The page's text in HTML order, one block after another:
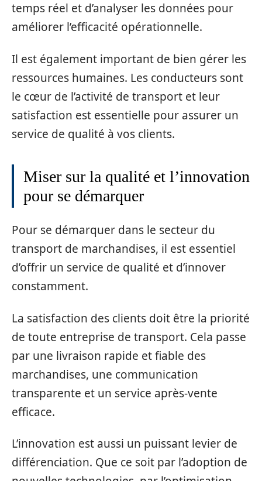
temps réel et d’analyser les données pour
améliorer l’efficacité opérationnelle.
Il est également important de bien gérer les
ressources humaines. Les conducteurs sont
le cœur de l’activité de transport et leur
satisfaction est essentielle pour assurer un
service de qualité à vos clients.
Miser sur la qualité et l’innovation
pour se démarquer
Pour se démarquer dans le secteur du
transport de marchandises, il est essentiel
d’offrir un service de qualité et d’innover
constamment.
La satisfaction des clients doit être la priorité
de toute entreprise de transport. Cela passe
par une livraison rapide et fiable des
marchandises, une communication
transparente et un service après-vente
efficace.
L’innovation est aussi un puissant levier de
différenciation. Que ce soit par l’adoption de